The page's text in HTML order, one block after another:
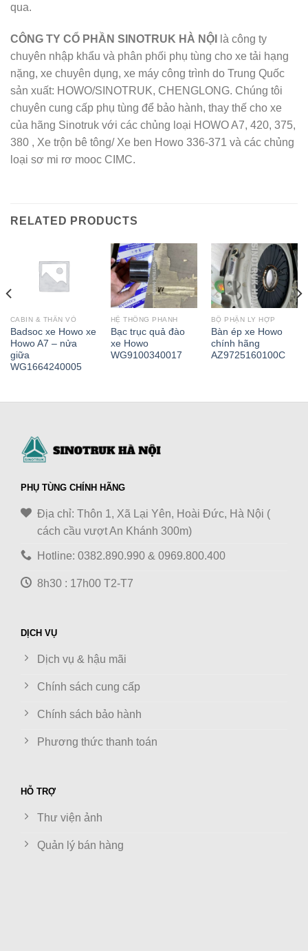
qua.
CÔNG TY CỔ PHẦN SINOTRUK HÀ NỘI
là công ty
chuyên nhập khẩu và phân phối phụ tùng cho xe tải hạng
nặng, xe chuyên dụng, xe máy công trình do Trung Quốc
sản xuất: HOWO/SINOTRUK, CHENGLONG. Chúng tôi
chuyên cung cấp phụ tùng để bảo hành, thay thế cho xe
của hãng Sinotruk với các chủng loại HOWO A7, 420, 375,
380 , Xe trộn bê tông/ Xe ben Howo 336-371 và các chủng
loại sơ mi rơ mooc CIMC.
RELATED PRODUCTS
CABIN & THÂN VỎ
Badsoc xe Howo xe
Howo A7 – nửa
giữa
WG1664240005
HỆ THỐNG PHANH
Bạc trục quả đào
xe Howo
WG9100340017
BỘ PHẬN LY HỢP
Bàn ép xe Howo
chính hãng
AZ9725160100C
PHỤ TÙNG CHÍNH HÃNG
Địa chỉ: Thôn 1, Xã Lại Yên, Hoài Đức, Hà Nội (
cách cầu vượt An Khánh 300m)
Hotline: 0382.890.990 & 0969.800.400
8h30 : 17h00 T2-T7
DỊCH VỤ
Dịch vụ & hậu mãi
Chính sách cung cấp
Chính sách bảo hành
Phương thức thanh toán
HỖ TRỢ
Thư viện ảnh
Quản lý bán hàng